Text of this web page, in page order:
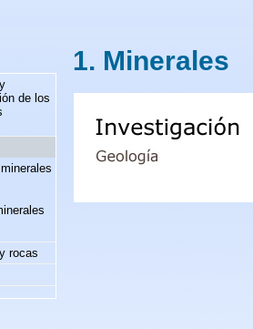
de los
rocas
1. Minerales